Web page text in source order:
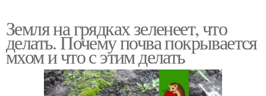
Земля на грядках зеленеет, что
делать. Почему почва покрывается
мхом и что с этим делать